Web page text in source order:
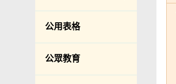
組織結構
服務承諾
公用表格
公眾教育